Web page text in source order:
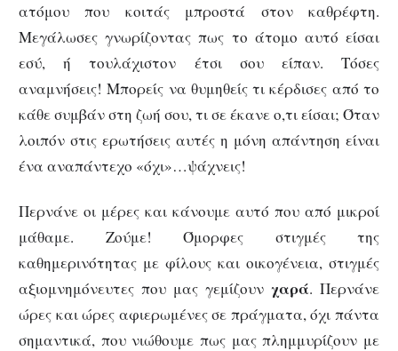
ατόμου που κοιτάς μπροστά στον καθρέφτη.
Μεγάλωσες γνωρίζοντας πως το άτομο αυτό είσαι
εσύ, ή τουλάχιστον έτσι σου είπαν. Τόσες
αναμνήσεις! Μπορείς να θυμηθείς τι κέρδισες από το
κάθε συμβάν στη ζωή σου, τι σε έκανε ο,τι είσαι; Όταν
λοιπόν στις ερωτήσεις αυτές η μόνη απάντηση είναι
ένα αναπάντεχο «όχι»…ψάχνεις!
Περνάνε οι μέρες και κάνουμε αυτό που από μικροί
μάθαμε. Ζούμε! Όμορφες στιγμές της
καθημερινότητας με φίλους και οικογένεια, στιγμές
αξιομνημόνευτες που μας γεμίζουν χαρά. Περνάνε
ώρες και ώρες αφιερωμένες σε πράγματα, όχι πάντα
σημαντικά, που νιώθουμε πως μας πλημμυρίζουν με